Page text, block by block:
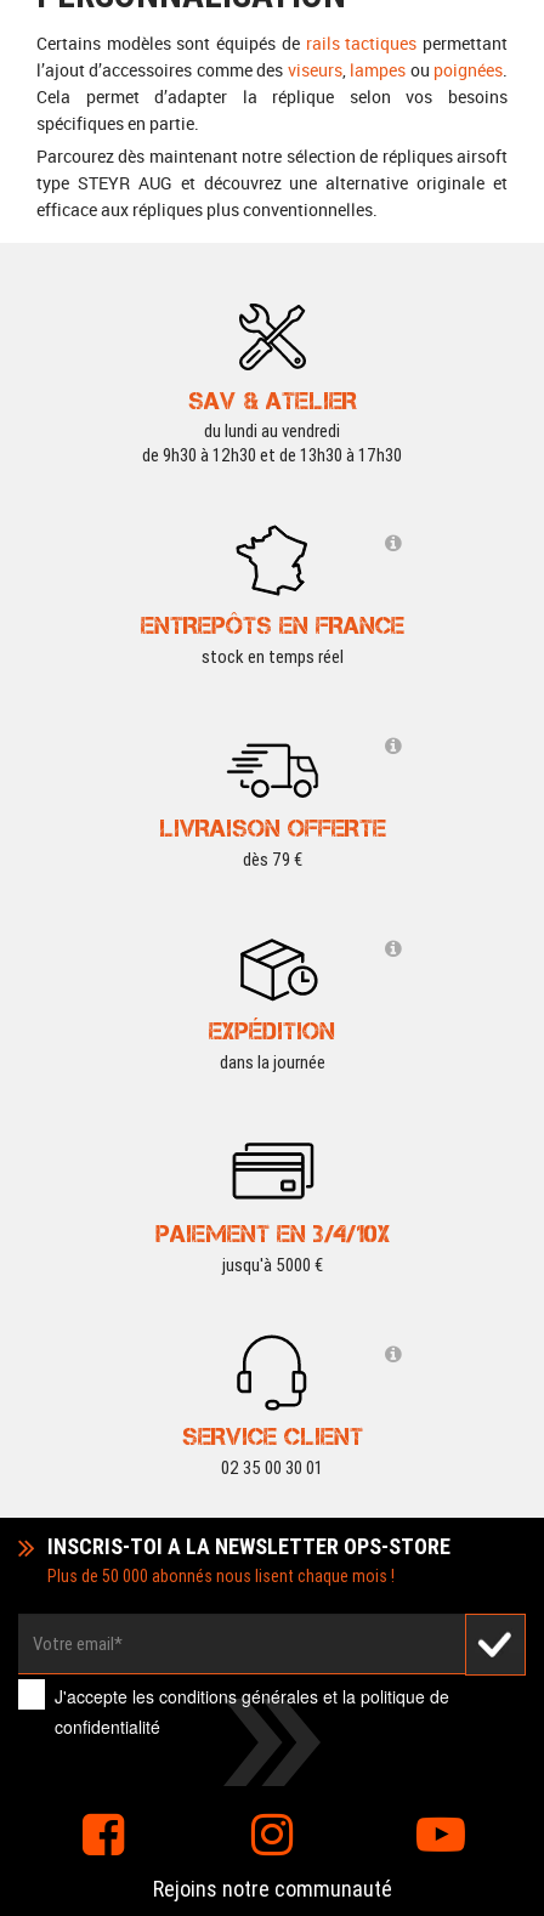
Certains modèles sont équipés de rails tactiques permettant
l’ajout d’accessoires comme des viseurs, lampes ou poignées.
Cela permet d’adapter la réplique selon vos besoins
spécifiques en partie.
Parcourez dès maintenant notre sélection de répliques airsoft
type STEYR AUG et découvrez une alternative originale et
efficace aux répliques plus conventionnelles.
SAV & ATELIER
du lundi au vendredi
de 9h30 à 12h30 et de 13h30 à 17h30
ENTREPÔTS EN FRANCE
stock en temps réel
LIVRAISON OFFERTE
dès 79 €
EXPÉDITION
dans la journée
PAIEMENT EN 3/4/10X
jusqu'à 5000 €
SERVICE CLIENT
02 35 00 30 01
INSCRIS-TOI A LA NEWSLETTER OPS-STORE
Plus de 50 000 abonnés nous lisent chaque mois !
J'accepte lesconditions générales et lapolitique de
confidentialité
Rejoins notre communauté